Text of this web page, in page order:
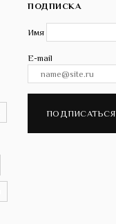
ПОДПИСКА
Имя
E-mail
ПОДПИСАТЬСЯ